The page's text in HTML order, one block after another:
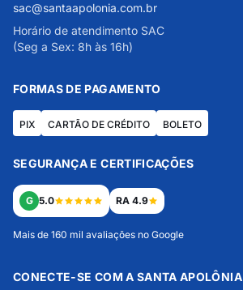
sac@santaapolonia.com.br
Horário de atendimento SAC
(Seg a Sex: 8h às 16h)
FORMAS DE PAGAMENTO
PIX CARTÃO DE CRÉDITO BOLETO
SEGURANÇA E CERTIFICAÇÕES
G 5.0 RA 4.9
Mais de 160 mil avaliações no Google
CONECTE-SE COM A SANTA APOLÔNIA